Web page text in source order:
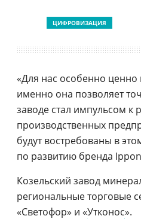
ЦИФРОВИЗАЦИЯ
«Для нас особенно
именно она позволяет
заводе стал импульсом
производственных
будут востребованы в
по развитию бренда
Козельский завод
региональные торговые
«Светофор» и «Утконос».